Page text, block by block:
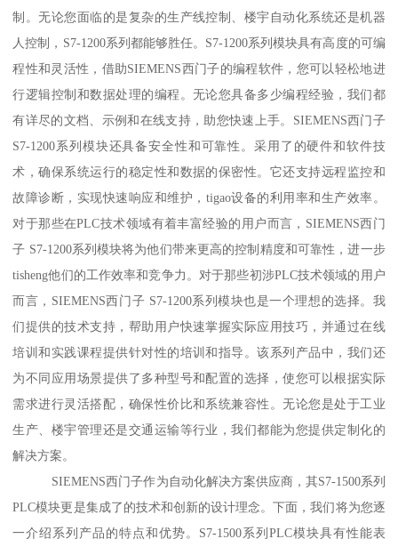
制。无论您面临的是复杂的生产线控制、楼宇自动化系统还是机器
人控制，S7-1200系列都能够胜任。S7-1200系列模块具有高度的可编
程性和灵活性，借助SIEMENS西门子的编程软件，您可以轻松地进
行逻辑控制和数据处理的编程。无论您具备多少编程经验，我们都
有详尽的文档、示例和在线支持，助您快速上手。SIEMENS西门子
S7-1200系列模块还具备安全性和可靠性。采用了的硬件和软件技
术，确保系统运行的稳定性和数据的保密性。它还支持远程监控和
故障诊断，实现快速响应和维护，tigao设备的利用率和生产效率。
对于那些在PLC技术领域有着丰富经验的用户而言，SIEMENS西门
子 S7-1200系列模块将为他们带来更高的控制精度和可靠性，进一步
tisheng他们的工作效率和竞争力。对于那些初涉PLC技术领域的用户
而言，SIEMENS西门子 S7-1200系列模块也是一个理想的选择。我
们提供的技术支持，帮助用户快速掌握实际应用技巧，并通过在线
培训和实践课程提供针对性的培训和指导。该系列产品中，我们还
为不同应用场景提供了多种型号和配置的选择，使您可以根据实际
需求进行灵活搭配，确保性价比和系统兼容性。无论您是处于工业
生产、楼宇管理还是交通运输等行业，我们都能为您提供定制化的
解决方案。
SIEMENS西门子作为自动化解决方案供应商，其S7-1500系列
PLC模块更是集成了的技术和创新的设计理念。下面，我们将为您逐
一介绍系列产品的特点和优势。S7-1500系列PLC模块具有性能表